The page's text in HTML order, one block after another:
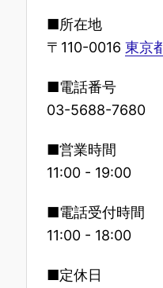
■所在地
〒110-0016 東京
■電話番号
03-5688-7680
■営業時間
11:00 - 19:00
■電話受付時間
11:00 - 18:00
■定休日